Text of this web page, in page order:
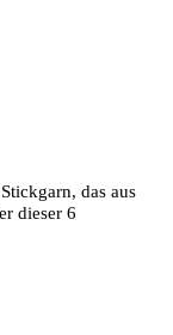
– Details
das aus
dieser 6